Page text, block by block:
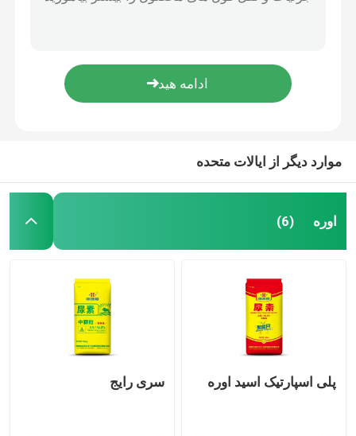
کود مرکب
ملامینه
اوره درجه خودرو
الکل فورفوریل
فولوات پتاسیم (قلیایی)
عامل کیلیت آلی اسید فولویک
اسید فولویک مایع
موارد دیگر از ایالات متحده
اوره (6)
پلی اسپارتیک اسید اوره سری رایج